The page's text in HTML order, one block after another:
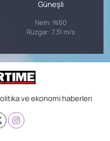
Güneşli
Nem: %60
Rüzgar: 7.31 m/s
ve ekonomi haberleri